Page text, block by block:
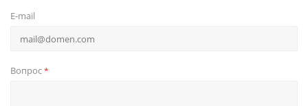
E-mail
Вопрос*